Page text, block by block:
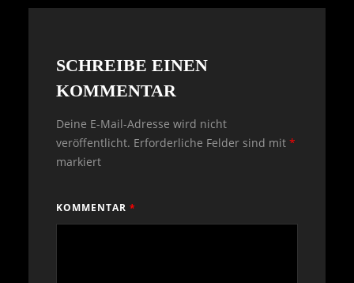
SCHREIBE EINEN
KOMMENTAR
Deine E-Mail-Adresse wird nicht
veröffentlicht. Erforderliche Felder sind mit *
markiert
KOMMENTAR *